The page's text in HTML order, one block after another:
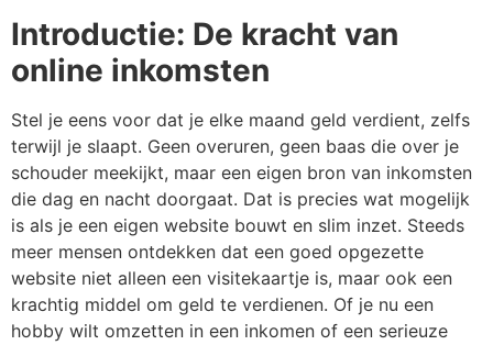
Introductie: De kracht van
online inkomsten
Stel je eens voor dat je elke maand geld verdient, zelfs
terwijl je slaapt. Geen overuren, geen baas die over je
schouder meekijkt, maar een eigen bron van inkomsten
die dag en nacht doorgaat. Dat is precies wat mogelijk
is als je een eigen website bouwt en slim inzet. Steeds
meer mensen ontdekken dat een goed opgezette
website niet alleen een visitekaartje is, maar ook een
krachtig middel om geld te verdienen. Of je nu een
hobby wilt omzetten in een inkomen of een serieuze